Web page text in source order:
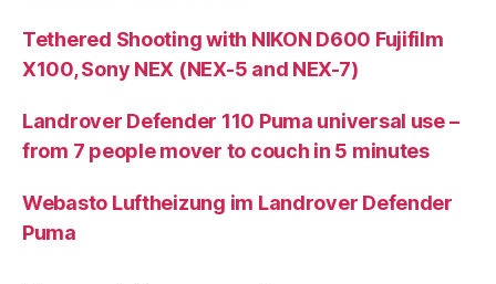
Tethered Shooting with NIKON D600 Fujifilm
X100, Sony NEX (NEX-5 and NEX-7)
Landrover Defender 110 Puma universal use –
from 7 people mover to couch in 5 minutes
Webasto Luftheizung im Landrover Defender
Puma